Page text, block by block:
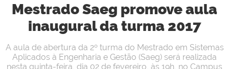
Mestrado Saeg promove aula
inaugural da turma 2017
A aula de abertura da 2º turma do Mestrado em Sistemas
Aplicados à Engenharia e Gestão (Saeg) será realizada
nesta quinta-feira, dia 02 de fevereiro, às 19h, no Campus